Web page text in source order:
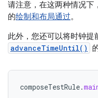
请注意，在这两种情况下，
的绘制和布局通过。
此外，您还可以将时钟提
advanceTimeUntil()
composeTestRule.